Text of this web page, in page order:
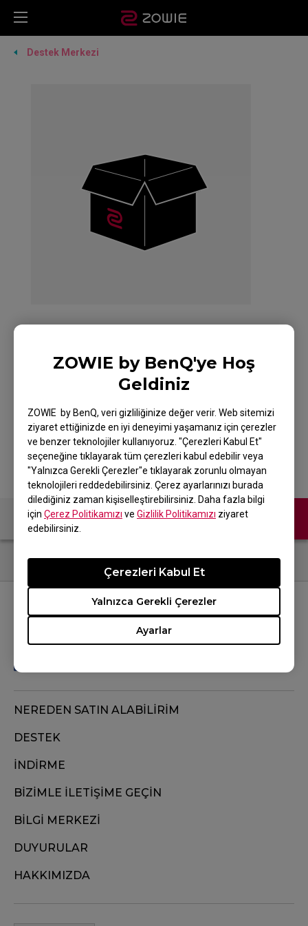
ZOWIE by BenQ'ye Hoş
Geldiniz
ZOWIE by BenQ, veri gizliliğinize değer verir. Web sitemizi
ziyaret ettiğinizde en iyi deneyimi yaşamanız için çerezler
ve benzer teknolojiler kullanıyoruz. "Çerezleri Kabul Et"
seçeneğine tıklayarak tüm çerezleri kabul edebilir veya
"Yalnızca Gerekli Çerezler"e tıklayarak zorunlu olmayan
teknolojileri reddedebilirsiniz. Çerez ayarlarınızı burada
dilediğiniz zaman kişiselleştirebilirsiniz. Daha fazla bilgi
için Çerez Politikamızı ve Gizlilik Politikamızı ziyaret
edebilirsiniz.
Ayarlar
Yalnızca Gerekli Çerezler
Çerezleri Kabul Et
Destek Merkezi
ZOWIE Skatez-Type C
Beyaz Mouse Skatez /
Espor Mouse Skatez
Bize Ulaşın
BİZİ TAKİP EDİN
NEREDEN SATIN ALABİLİRİM
DESTEK
İNDİRME
BİZİMLE İLETİŞİME GEÇİN
BİLGİ MERKEZİ
DUYURULAR
HAKKIMIZDA